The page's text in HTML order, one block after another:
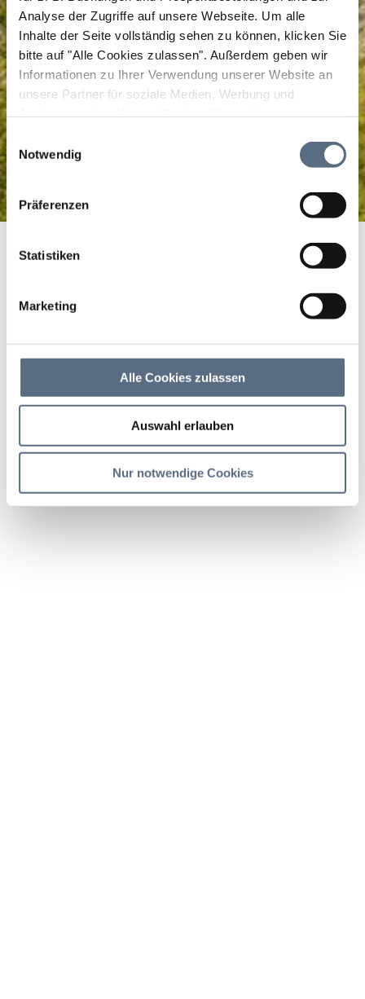
Analyse der Zugriffe auf unsere Webseite. Um alle
Inhalte der Seite vollständig sehen zu können, klicken Sie
bitte auf "Alle Cookies zulassen". Außerdem geben wir
Informationen zu Ihrer Verwendung unserer Website an
unsere Partner für soziale Medien, Werbung und
zusammen, die Sie ihnen bereitgestellt haben oder die
sie im Rahmen Ihrer Nutzung der Dienste gesammelt
Einwilligungsauswahl
Notwendig
Präferenzen
Statistiken
Marketing
Alle Cookies zulassen
Auswahl erlauben
Nur notwendige Cookies
Rad, Radfahren|Schwierigkeit: leicht
Dauer
3:25 h
Strecke
49.03 km
Aufstieg
272 hm
Abstieg
272 hm